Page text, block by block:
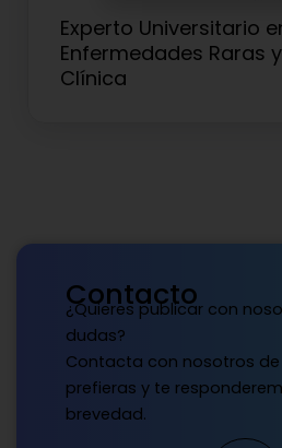
Experto Universitario
Enfermedades Raras
Clínica
Contacto
¿Quieres publicar con
dudas?
Contacta con nosotros
prefieras y te
brevedad.